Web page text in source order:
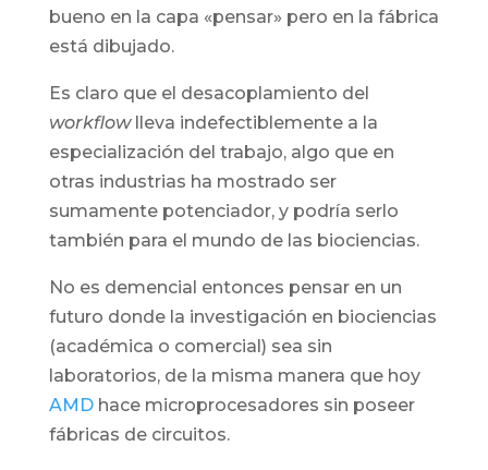
bueno en la capa «pensar» pero en la fábrica
está dibujado.
Es claro que el desacoplamiento del
workflow
lleva indefectiblemente a la
especialización del trabajo, algo que en
otras industrias ha mostrado ser
sumamente potenciador, y podría serlo
también para el mundo de las biociencias.
No es demencial entonces pensar en un
futuro donde la investigación en biociencias
(académica o comercial) sea sin
laboratorios, de la misma manera que hoy
AMDhace microprocesadores sin poseer
fábricas de circuitos.